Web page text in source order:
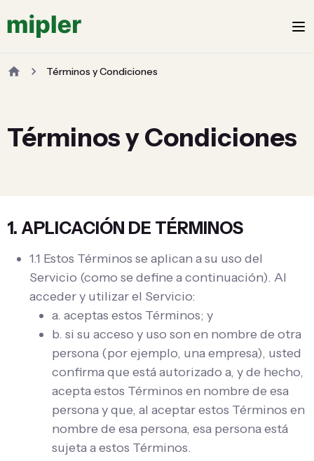
Términos y Condiciones
Términos y Condiciones
1. APLICACIÓN DE TÉRMINOS
1.1 Estos Términos se aplican a su uso del
Servicio (como se define a continuación). Al
acceder y utilizar el Servicio:
a. aceptas estos Términos; y
b. si su acceso y uso son en nombre de otra
persona (por ejemplo, una empresa), usted
confirma que está autorizado a, y de hecho,
acepta estos Términos en nombre de esa
persona y que, al aceptar estos Términos en
nombre de esa persona, esa persona está
sujeta a estos Términos.